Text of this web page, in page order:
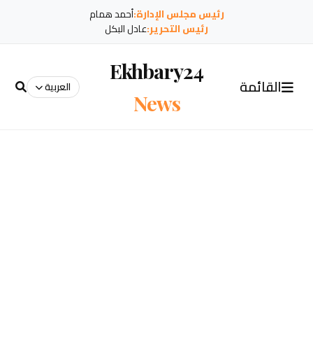
رئيس مجلس الإدارة:أحمد همام
رئيس التحرير:عادل البكل
القائمة
Ekhbary24
News
العربية